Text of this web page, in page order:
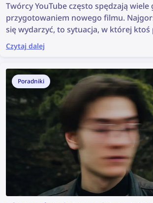
Twórcy YouTube często spędzają wiele
przygotowaniem nowego filmu.
się wydarzyć, to sytuacja, w której
ukradnie ich treści, wykorzysta je bez
nie otrzyma za nie żadnego uznania. Jak
jako członek społeczności YouTube?
Czytaj dalej
Poradniki